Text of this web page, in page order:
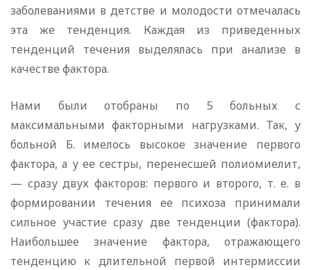
заболеваниями в детстве и молодости отмечалась
эта же тенденция. Каждая из приведенных
тенденций течения выделялась при анализе в
качестве фактора.
Нами были отобраны по 5 больных с
максимальными факторными нагрузками. Так, у
больной Б. имелось высокое значение первого
фактора, а у ее сестры, перенесшей полиомиелит,
— сразу двух факторов: первого и второго, т. е. в
формировании течения ее психоза принимали
сильное участие сразу две тенденции (фактора).
Наибольшее значение фактора, отражающего
тенденцию к длительной первой интермиссии